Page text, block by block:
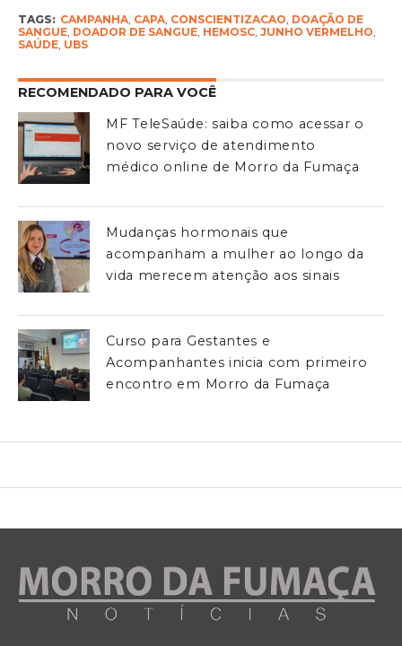
TAGS: CAMPANHA, CAPA, CONSCIENTIZACAO DOAÇÃO DE
SANGUE, DOADOR DE SANGUE, HEMOSC, JUNHO VERMELHO
SAÚDE, UBS
RECOMENDADO PARA VOCÊ
MF TeleSaúde: saiba como acessar o
novo serviço de atendimento
médico online de Morro da Fumaça
Mudanças hormonais que
acompanham a mulher ao longo da
vida merecem atenção aos sinais
Curso para Gestantes e
Acompanhantes inicia com primeiro
encontro em Morro da Fumaça